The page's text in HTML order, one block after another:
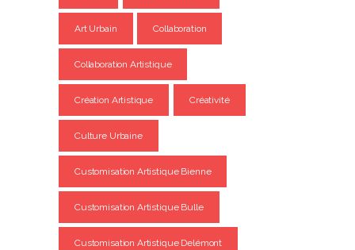
Art Urbain Collaboration
Collaboration Artistique
Création Artistique Créativité
Culture Urbaine
Customisation Artistique Bienne
Customisation Artistique Bulle
Customisation Artistique Delémont